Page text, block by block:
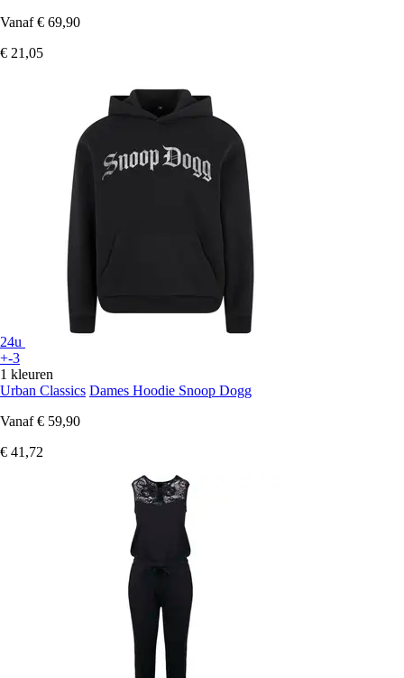
Vanaf € 69,90
€ 21,05
24u
+-3
1 kleuren
Urban Classics Dames Hoodie Snoop Dogg
Vanaf € 59,90
€ 41,72